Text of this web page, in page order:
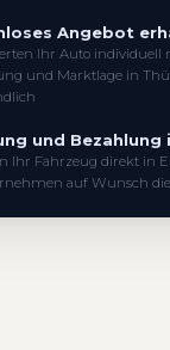
Angebot
Ihr Auto individuell
und Marktlage in
und Bezahlung
Ihr Fahrzeug direkt in
auf Wunsch